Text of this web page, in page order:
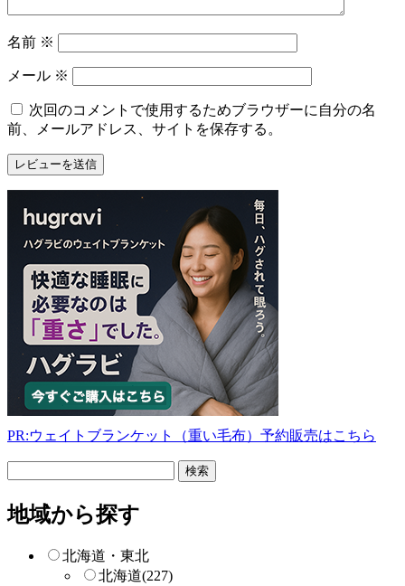
名前 ※
メール ※
次回のコメントで使用するためブラウザーに自分の名
前、メールアドレス、サイトを保存する。
PR:ウェイトブランケット（重い毛布）予約販売はこちら
ー
検
地域から探す
北海道・東北
北海道(227)